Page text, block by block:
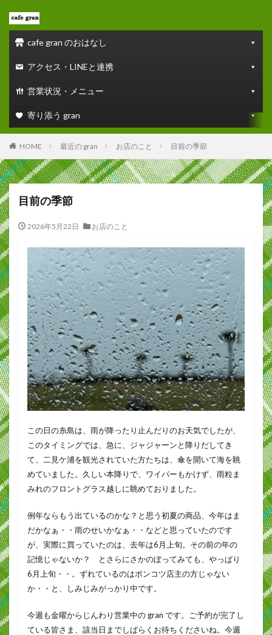
cafe gran のおはなし
アクセス・LINEと連携
営業状況・メニュー
寄り添う gran
HOME 最近の gran お店のこと 目前の季節
目前の季節
2026年5月22日 お店のこと
この日の糸島は、雨が降ったり止んだりのお天気でしたが、
このタイミングでは、急に、ジャジャーンと降りだしてき
て、二見ケ浦を観光されていた方たちは、傘を開いて海を眺
めていました。久しい本降りで、ワイパーもかけず、雨粒ま
みれのフロントグラス越しに眺めておりました。
例年ならもう出ているのかな？と思う初夏の商品、今年はま
だかなぁ・・雨のせいかなぁ・・などと思っていたのです
が、実際に買っていたのは、去年は6月上旬。その前の年の
記憶じゃないか？ とさらにさかのぼってみても、やっぱり
6月上旬・・。ずれているのはポンコツ店主の方じゃない
か・・と、しみじみがっかり中です。
今週も金曜からじんわり営業中の gran です。ご予約が完了し
ている皆さま、該当日までしばらくお待ちくださいね。今週